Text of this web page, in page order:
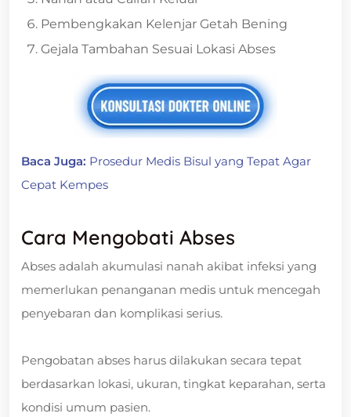
Pembengkakan Kelenjar Getah Bening
Gejala Tambahan Sesuai Lokasi Abses
Baca Juga: Prosedur Medis Bisul yang Tepat Agar
Cepat Kempes
Cara Mengobati Abses
Abses adalah akumulasi nanah akibat infeksi yang
memerlukan penanganan medis untuk mencegah
penyebaran dan komplikasi serius.
Pengobatan abses harus dilakukan secara tepat
berdasarkan lokasi, ukuran, tingkat keparahan, serta
kondisi umum pasien.